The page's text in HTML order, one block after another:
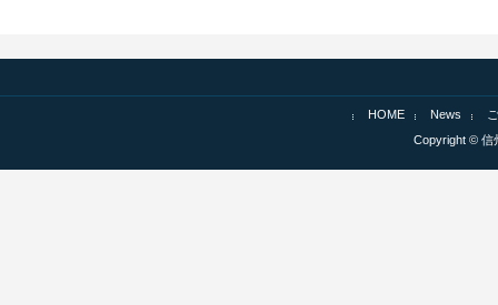
HOME News
Copyright © 信